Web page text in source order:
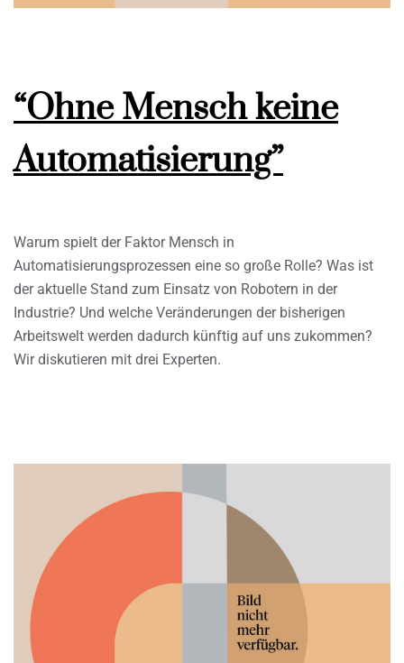
“Ohne Mensch keine
Automatisierung”
Warum spielt der Faktor Mensch in
Automatisierungsprozessen eine so große Rolle? Was ist
der aktuelle Stand zum Einsatz von Robotern in der
Industrie? Und welche Veränderungen der bisherigen
Arbeitswelt werden dadurch künftig auf uns zukommen?
Wir diskutieren mit drei Experten.